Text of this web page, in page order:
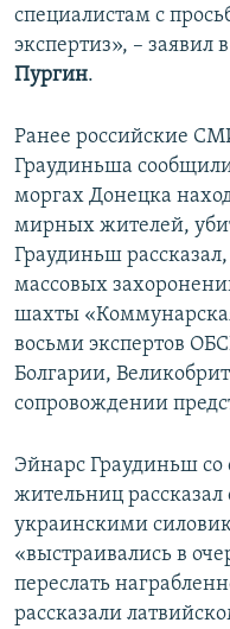
специалистам с
экспертиз», – заявил
Пургин.
Ранее российские
Граудиньша
моргах Донецка
мирных жителей,
Граудиньш
массовых
шахты
восьми экспертов
Болгарии,
сопровождении
Эйнарс Граудиньш
жительниц
украинскими
«выстраивались в
переслать
рассказали